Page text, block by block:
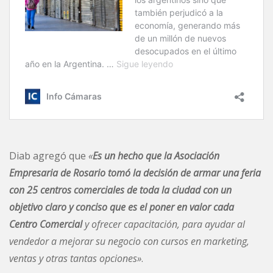
Diab agregó que «Es un hecho que la Asociación
Empresaria de Rosario tomó la decisión de armar una feria
con 25 centros comerciales de toda la ciudad con un
objetivo claro y conciso que es el poner en valor cada
Centro Comercialy ofrecer capacitación, para ayudar al
vendedor a mejorar su negocio con cursos en marketing,
ventas y otras tantas opciones».